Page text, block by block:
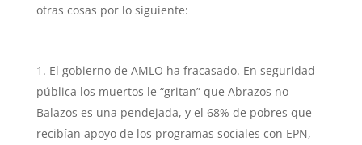
otras cosas por lo siguiente:
El gobierno de AMLO ha fracasado. En seguridad
pública los muertos le “gritan” que Abrazos no
Balazos es una pendejada, y el 68% de pobres que
recibían apoyo de los programas sociales con EPN,